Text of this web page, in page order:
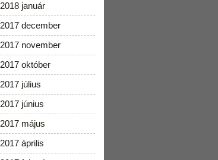
2018 január
2017 december
2017 november
2017 október
2017 július
2017 június
2017 május
2017 április